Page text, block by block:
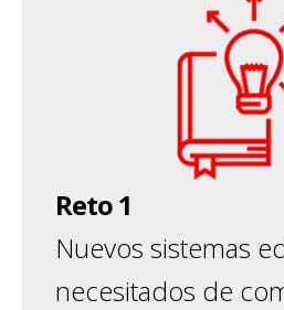
Reto 1
Nuevos sistemas
necesitados de